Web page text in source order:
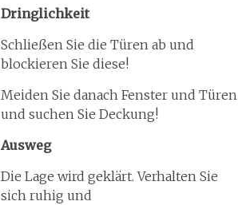
Dringlichkeit
Schließen Sie die Türen ab und
blockieren Sie diese!
Meiden Sie danach Fenster und Türen
und suchen Sie Deckung!
Ausweg
Die Lage wird geklärt. Verhalten Sie
sich ruhig und